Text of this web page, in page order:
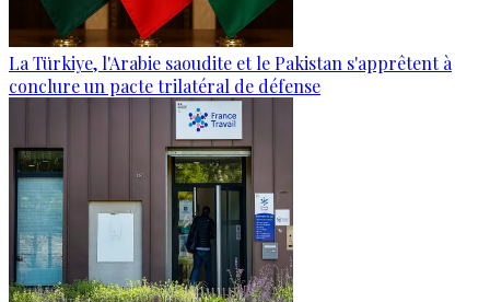
La Türkiye, l'Arabie saoudite et le Pakistan s'apprêtent à
conclure un pacte trilatéral de défense